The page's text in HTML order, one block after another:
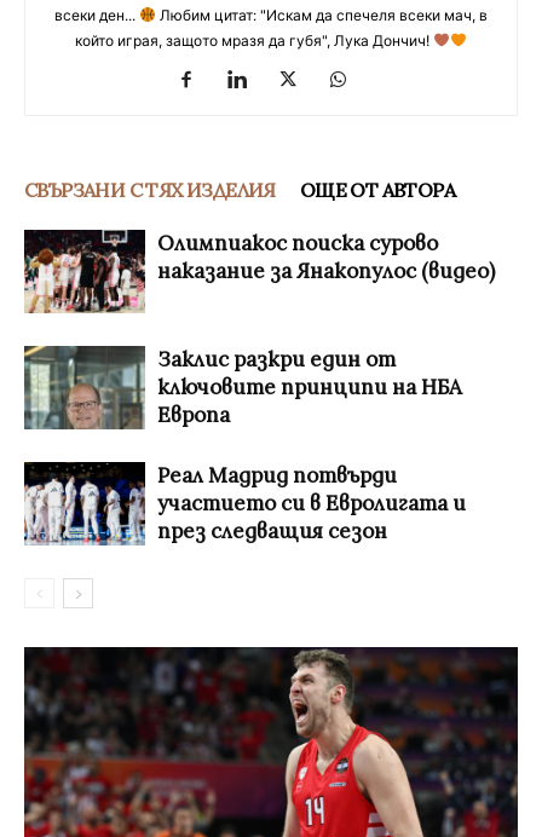
всеки ден...
Любим цитат: "Искам да спечеля всеки мач, в
който играя, защото мразя да губя", Лука Дончич!
СВЪРЗАНИ С ТЯХ ИЗДЕЛИЯ ОЩЕ ОТ АВТОРА
Олимпиакос поиска сурово
наказание за Янакопулос (видео)
Заклис разкри един от
ключовите принципи на НБА
Европа
Реал Мадрид потвърди
участието си в Евролигата и
през следващия сезон